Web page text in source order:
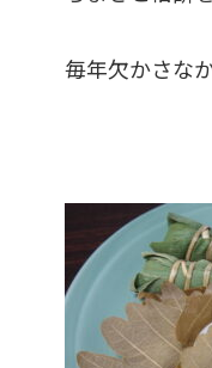
毎年欠かさな